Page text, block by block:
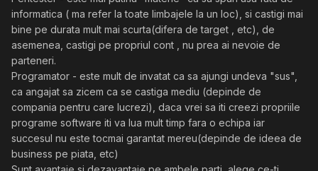
informatica ( ma refer la toate limbajele la un loc), si castigi mai
bine pe durata mult mai scurta(difera de target , etc), de
asemenea, castigi pe propriul cont , nu prea ai nevoie de
parteneri.
Programator - este mult de invatat ca sa ajungi undeva "sus",
ca angajat sa zicem ca se castiga mediu (depinde de
compania pentru care lucrezi), daca vrei sa iti creezi propriile
programe software iti va lua mult timp fara o echipa iar
succesul nu este tocmai garantat mereu(depinde de ideea de
business pe piata, etc)